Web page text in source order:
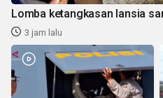
Lomba ketangkasan lansia
3 jam lalu